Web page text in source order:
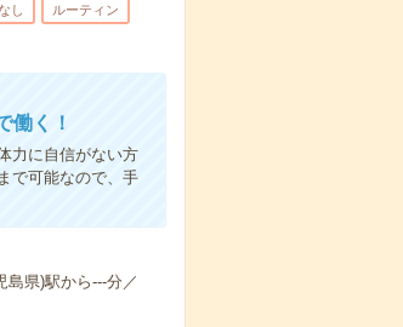
し ルーティン
働く！
力に自信がない方
で可能なので、手
島県)駅から---分／